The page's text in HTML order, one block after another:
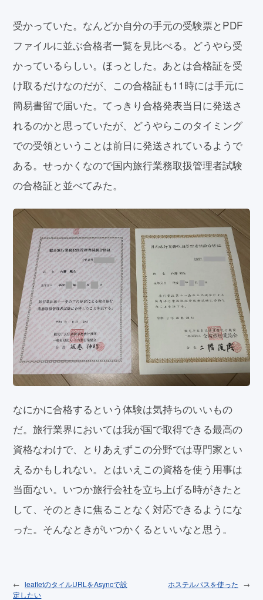
受かっていた。なんどか自分の手元の受験票とPDF
ファイルに並ぶ合格者一覧を見比べる。どうやら受
かっているらしい。ほっとした。あとは合格証を受
け取るだけなのだが、この合格証も11時には手元に
簡易書留で届いた。てっきり合格発表当日に発送さ
れるのかと思っていたが、どうやらこのタイミング
での受領ということは前日に発送されているようで
ある。せっかくなので国内旅行業務取扱管理者試験
の合格証と並べてみた。
なにかに合格するという体験は気持ちのいいもの
だ。旅行業界においては我が国で取得できる最高の
資格なわけで、とりあえずこの分野では専門家とい
えるかもしれない。とはいえこの資格を使う用事は
当面ない。いつか旅行会社を立ち上げる時がきたと
して、そのときに焦ることなく対応できるようにな
った。そんなときがいつかくるといいなと思う。
leafletのタイルURLをAsyncで設
定したい
ホステルパスを使った